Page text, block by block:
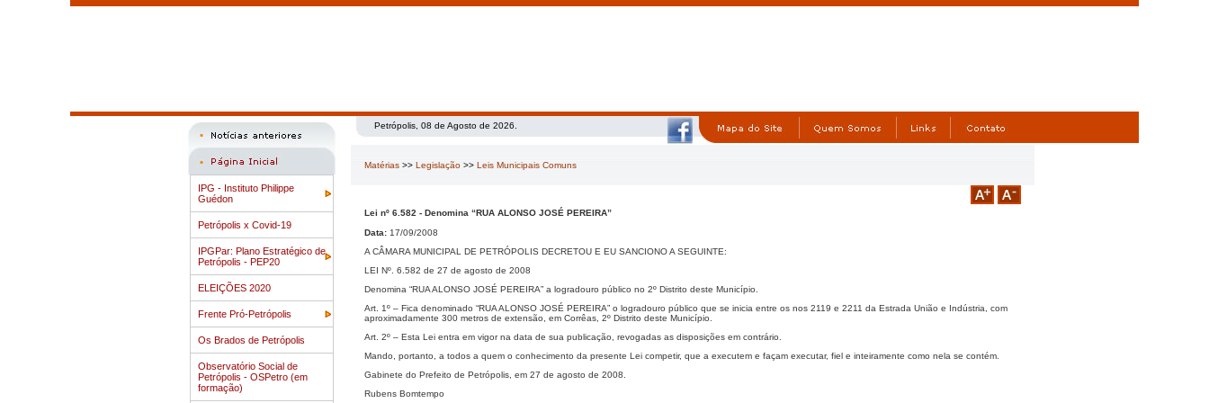
IPG - Instituto Philippe
Guédon
Petrópolis x Covid-19
IPGPar: Plano Estratégico de
Petrópolis - PEP20
ELEIÇÕES 2020
Frente Pró-Petrópolis
Os Brados de Petrópolis
Observatório Social de
Petrópolis - OSPetro (em
formação)
Petrópolis, 08 de Agosto de 2026.
Matérias >> Legislação >> Leis Municipais Comuns
Lei nº 6.582 - Denomina “RUA ALONSO JOSÉ PEREIRA”
Data: 17/09/2008
A CÂMARA MUNICIPAL DE PETRÓPOLIS DECRETOU E EU SANCIONO A SEGUINTE:
LEI Nº. 6.582 de 27 de agosto de 2008
Denomina “RUA ALONSO JOSÉ PEREIRA” a logradouro público no 2º Distrito deste Município.
Art. 1º – Fica denominado “RUA ALONSO JOSÉ PEREIRA” o logradouro público que se inicia entre os nos 2119 e 2211 da Estrada União e Indústria, com
aproximadamente 300 metros de extensão, em Corrêas, 2º Distrito deste Município.
Art. 2º – Esta Lei entra em vigor na data de sua publicação, revogadas as disposições em contrário.
Mando, portanto, a todos a quem o conhecimento da presente Lei competir, que a executem e façam executar, fiel e inteiramente como nela se contém.
Gabinete do Prefeito de Petrópolis, em 27 de agosto de 2008.
Rubens Bomtempo